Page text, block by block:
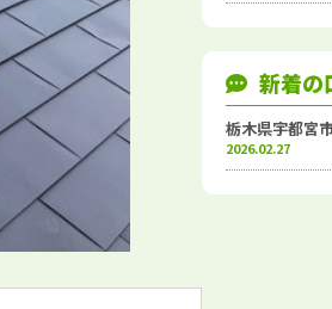
新着の
栃木県宇都宮
2026.02.27